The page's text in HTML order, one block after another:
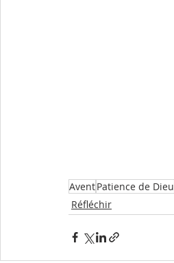
AventPatience de Dieu
Réfléchir